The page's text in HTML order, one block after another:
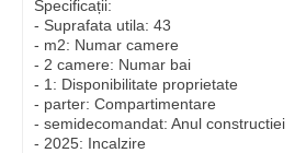
Specificații:
- Suprafata utila: 43
- m2: Numar camere
- 2 camere: Numar bai
- 1: Disponibilitate proprietate
- parter: Compartimentare
- semidecomandat: Anul constructiei
- 2025: Incalzire